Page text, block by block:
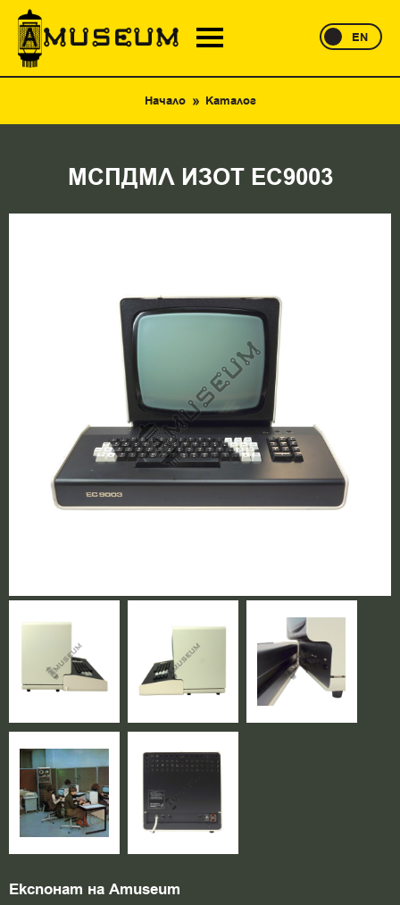
EN
Начало Каталог
МСПДМЛ ИЗОТ ЕС9003
Експонат на Amuseum